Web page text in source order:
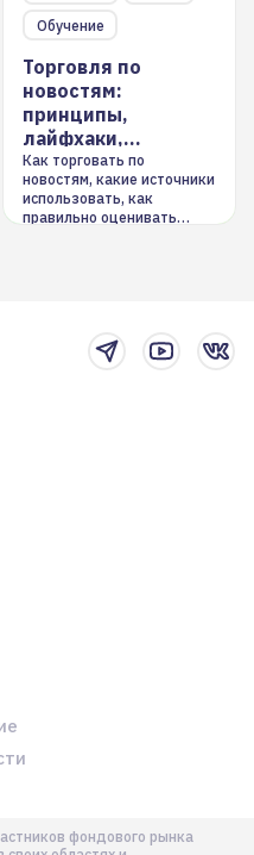
Обучение
Торговля по
новостям:
принципы,
лайфхаки,
инструменты
Как торговать по
новостям, какие источники
использовать, как
правильно оценивать
фондового рынка